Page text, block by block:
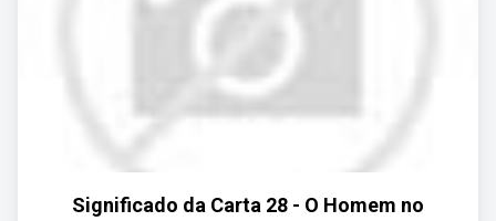
Significado da Carta 28 - O Homem no